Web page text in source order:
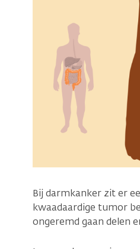
Bij darmkanker zit er
kwaadaardige tumor
ongeremd gaan delen